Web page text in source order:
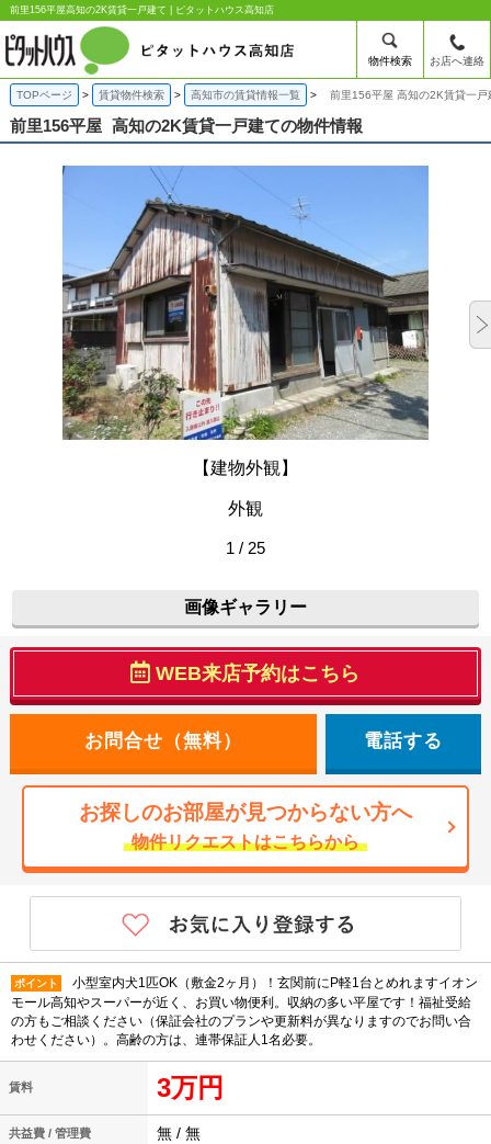
前里156平屋高知の2K賃貸一戸建て | ピタットハウス高知店
物件検索 お店へ連絡
TOPページ 賃貸物件検索 高知市の賃貸情報一覧 前里156平屋 高知の2K賃貸一戸
前里156平屋 高知の2K賃貸一戸建ての物件情報
【建物外観】
外観
1 / 25
画像ギャラリー
WEB来店予約はこちら
電話する
お探しのお部屋が見つからない方へ
物件リクエストはこちらから
ポイント
小型室内犬1匹OK（敷金2ヶ月）！玄関前にP軽1台とめれますイオン
モール高知やスーパーが近く、お買い物便利。収納の多い平屋です！福祉受給
の方もご相談ください（保証会社のプランや更新料が異なりますのでお問い合
わせください）。高齢の方は、連帯保証人1名必要。
賃料 3万円
共益費 / 管理費 無 / 無